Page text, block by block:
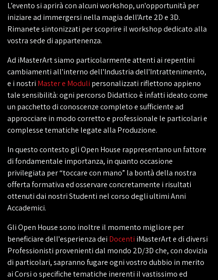
L’evento si aprirà con alcuni workshop, un'opportunità per
iniziare ad immergersi nella magia dell'Arte 2D e 3D.
Rimanete sintonizzati per scoprire il workshop dedicato alla
vostra sede di appartenenza.
Ad iMasterArt siamo particolarmente attenti ai repentini
cambiamenti all'interno dell'Industria dell'Intrattenimento,
e i nostri Master e Moduli personalizzati riflettono appieno
tale sensibilità: ogni percorso Didattico è infatti ideato come
un pacchetto di conoscenze completo e sufficiente ad
approcciare in modo corretto e professionale le particolari e
complesse tematiche legate alla Produzione.
In questo contesto gli Open House rappresentano un fattore
di fondamentale importanza, in quanto occasione
privilegiata per “toccare con mano” la bontà della nostra
offerta formativa ed osservare concretamente i risultati
ottenuti dai nostri Studenti nel corso degli ultimi Anni
Accademici.
Gli Open House sono inoltre il momento migliore per
beneficiare dell'esperienza dei Docenti iMasterArt e di diversi
Professionisti provenienti dal mondo 2D/3D che, con dovizia
di particolari, sapranno fugare ogni vostro dubbio in merito
ai Corsi o specifiche tematiche inerenti il vastissimo ed